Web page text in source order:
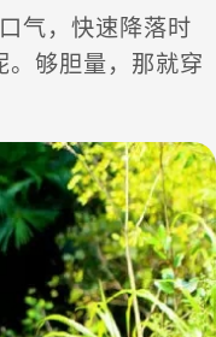
气，快速降落时
。够胆量，那就穿